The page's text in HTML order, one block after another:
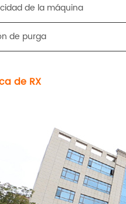
de la máquina
de purga
de RX